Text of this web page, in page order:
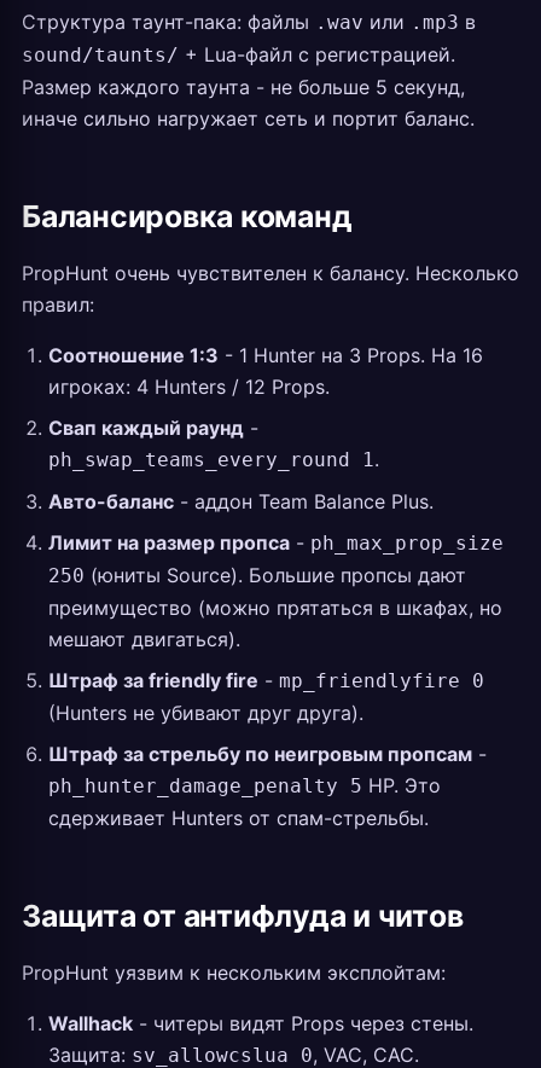
Структура таунт-пака: файлы .wav или .mp3 в
sound/taunts/ + Lua-файл с регистрацией.
Размер каждого таунта - не больше 5 секунд,
иначе сильно нагружает сеть и портит баланс.
Балансировка команд
PropHunt очень чувствителен к балансу. Несколько
правил:
Соотношение 1:3 - 1 Hunter на 3 Props. На 16
игроках: 4 Hunters / 12 Props.
Свап каждый раунд -
ph_swap_teams_every_round 1.
Авто-баланс - аддон Team Balance Plus.
Лимит на размер пропса - ph_max_prop_size
250 (юниты Source). Большие пропсы дают
преимущество (можно прятаться в шкафах, но
мешают двигаться).
Штраф за friendly fire - mp_friendlyfire 0
(Hunters не убивают друг друга).
Штраф за стрельбу по неигровым пропсам -
ph_hunter_damage_penalty 5 HP. Это
сдерживает Hunters от спам-стрельбы.
Защита от антифлуда и читов
PropHunt уязвим к нескольким эксплойтам:
Wallhack - читеры видят Props через стены.
Защита: sv_allowcslua 0, VAC, CAC.